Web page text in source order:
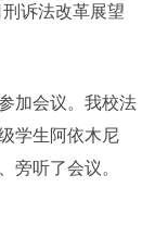
诉法改革展望
加会议。我校法
学生阿依木尼
旁听了会议。